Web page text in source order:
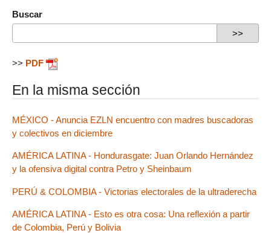
Buscar
>> PDF
En la misma sección
MÉXICO - Anuncia EZLN encuentro con madres buscadoras
y colectivos en diciembre
AMÉRICA LATINA - Hondurasgate: Juan Orlando Hernández
y la ofensiva digital contra Petro y Sheinbaum
PERÚ & COLOMBIA - Victorias electorales de la ultraderecha
AMÉRICA LATINA - Esto es otra cosa: Una reflexión a partir
de Colombia, Perú y Bolivia